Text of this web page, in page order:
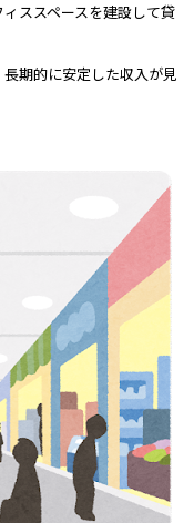
ススペースを建設して貸
期的に安定した収入が見